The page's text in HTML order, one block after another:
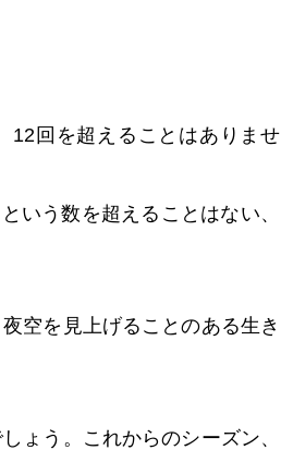
12回を超えることはありませ
いう数を超えることはない、
空を見上げることのある生き
ょう。これからのシーズン、